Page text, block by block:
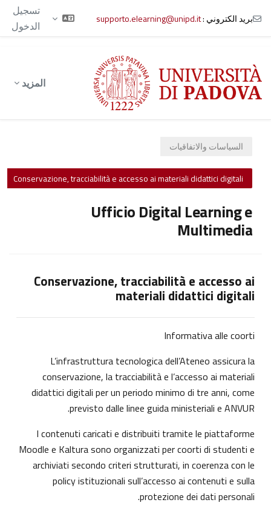
بريد الكتروني :supporto.elearning@unipd.it
تسجيل
الدخول
المزيد
السياسات والاتفاقيات
Conservazione, tracciabilità e accesso ai materiali didattici digitali
Ufficio Digital Learning e
Multimedia
Conservazione, tracciabilità e accesso ai
materiali didattici digitali
Informativa alle coorti
L’infrastruttura tecnologica dell’Ateneo assicura la
conservazione, la tracciabilità e l’accesso ai materiali
didattici digitali per un periodo minimo di tre anni, come
previsto dalle linee guida ministeriali e ANVUR.
I contenuti caricati e distribuiti tramite le piattaforme
Moodle e Kaltura sono organizzati per coorti di studenti e
archiviati secondo criteri strutturati, in coerenza con le
policy istituzionali sull’accesso ai contenuti e sulla
protezione dei dati personali.